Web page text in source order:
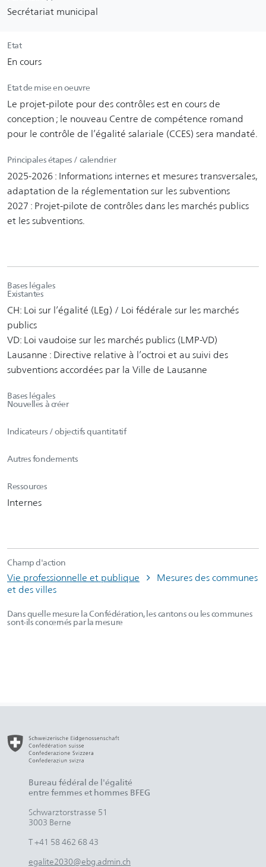
Secrétariat municipal
Etat
En cours
Etat de mise en oeuvre
Le projet-pilote pour des contrôles est en cours de
conception ; le nouveau Centre de compétence romand
pour le contrôle de l’égalité salariale (CCES) sera mandaté.
Principales étapes / calendrier
2025-2026 : Informations internes et mesures transversales,
adaptation de la réglementation sur les subventions
2027 : Projet-pilote de contrôles dans les marchés publics
et les subventions.
Bases légales
Existantes
CH: Loi sur l’égalité (LEg) / Loi fédérale sur les marchés
publics
VD: Loi vaudoise sur les marchés publics (LMP-VD)
Lausanne : Directive relative à l’octroi et au suivi des
subventions accordées par la Ville de Lausanne
Bases légales
Nouvelles à créer
Indicateurs / objectifs quantitatif
Autres fondements
Ressources
Internes
Champ d'action
Vie professionnelle et publique
Mesures des communes
et des villes
Dans quelle mesure la Confédération, les cantons ou les communes
sont-ils concernés par la mesure
Bureau fédéral de l'égalité
entre femmes et hommes BFEG
Schwarztorstrasse 51
3003 Berne
T +41 58 462 68 43
egalite2030@ebg.admin.ch